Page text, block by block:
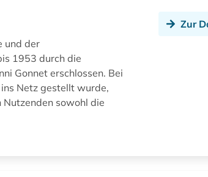
und der
1953 durch die
Gonnet erschlossen. Bei
Netz gestellt wurde,
sowohl die
Zur